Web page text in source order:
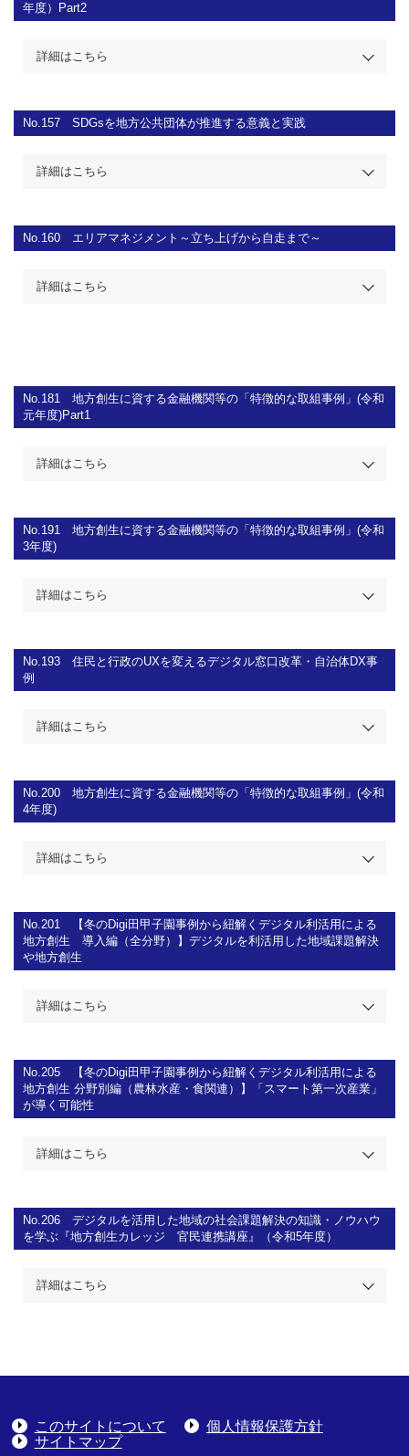
年度）Part2
詳細はこちら
No.157 SDGsを地方公共団体が推進する意義と実践
詳細はこちら
No.160 エリアマネジメント～立ち上げから自走まで～
詳細はこちら
No.181 地方創生に資する金融機関等の「特徴的な取組事例」(令和
元年度)Part1
詳細はこちら
No.191 地方創生に資する金融機関等の「特徴的な取組事例」(令和
3年度)
詳細はこちら
No.193 住民と行政のUXを変えるデジタル窓口改革・自治体DX事
例
詳細はこちら
No.200 地方創生に資する金融機関等の「特徴的な取組事例」(令和
4年度)
詳細はこちら
No.201
【冬のDigi田甲子園事例から紐解くデジタル利活用による
地方創生 導入編（全分野）】デジタルを利活用した地域課題解決
や地方創生
詳細はこちら
No.205
【冬のDigi田甲子園事例から紐解くデジタル利活用による
地方創生 分野別編（農林水産・食関連）】「スマート第一次産業」
が導く可能性
詳細はこちら
No.206 デジタルを活用した地域の社会課題解決の知識・ノウハウ
を学ぶ『地方創生カレッジ 官民連携講座』（令和5年度）
詳細はこちら
このサイトについて
個人情報保護方針
サイトマップ